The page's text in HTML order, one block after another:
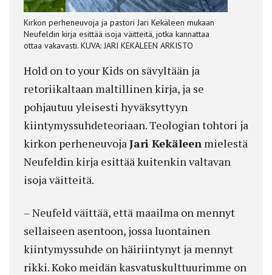
Kirkon perheneuvoja ja pastori Jari Kekäleen mukaan
Neufeldin kirja esittää isoja väitteitä, jotka kannattaa
ottaa vakavasti. KUVA: JARI KEKÄLEEN ARKISTO
Hold on to your Kids on sävyltään ja
retoriikaltaan maltillinen kirja, ja se
pohjautuu yleisesti hyväksyttyyn
kiintymyssuhdeteoriaan. Teologian tohtori ja
kirkon perheneuvojaJari Kekäleen mielestä
Neufeldin kirja esittää kuitenkin valtavan
isoja väitteitä.
– Neufeld väittää, että maailma on mennyt
sellaiseen asentoon, jossa luontainen
kiintymyssuhde on häiriintynyt ja mennyt
rikki. Koko meidän kasvatuskulttuurimme on